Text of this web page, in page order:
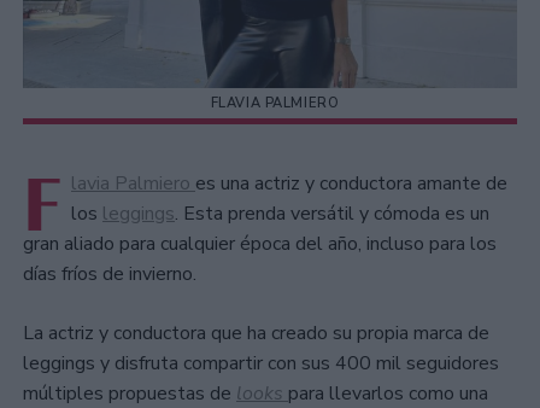
FLAVIA PALMIERO
F lavia Palmiero es una actriz y conductora amante de
los leggings. Esta prenda versátil y cómoda es un
gran aliado para cualquier época del año, incluso para los
días fríos de invierno.
La actriz y conductora que ha creado su propia marca de
leggings y disfruta compartir con sus 400 mil seguidores
múltiples propuestas de looks para llevarlos como una